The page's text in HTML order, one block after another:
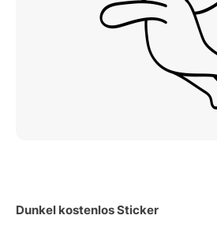
Dunkel kostenlos Sticker